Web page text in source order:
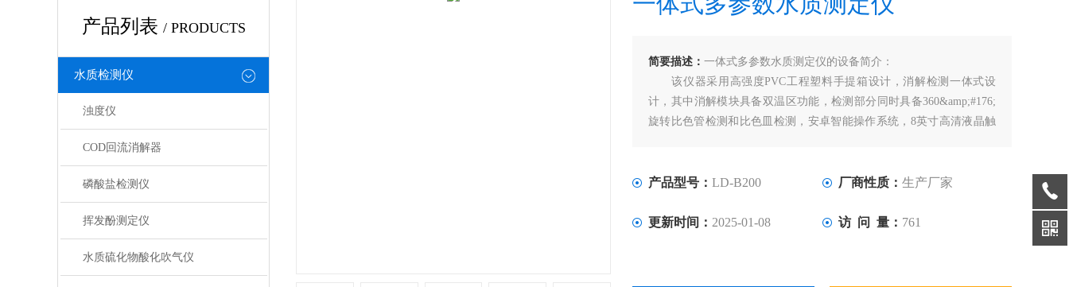
产品列表 / PRODUCTS
水质检测仪
浊度仪
COD回流消解器
磷酸盐检测仪
挥发酚测定仪
水质硫化物酸化吹气仪
简要描述： 一体式多参数水质测定仪的设备简介：
该仪器采用高强度PVC工程塑料手提箱设计，消解检测一体式设
计，其中消解模块具备双温区功能，检测部分同时具备360&amp;#176;
旋转比色管检测和比色皿检测，安卓智能操作系统，8英寸高清液晶触
特点。
产品型号： LD-B200 厂商性质： 生产厂家
更新时间： 2025-01-08 访 问 量： 761